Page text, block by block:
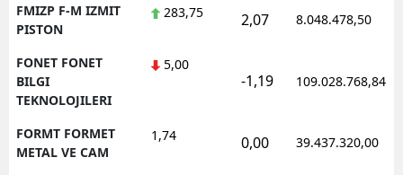
FMIZP F-M IZMIT
PISTON
283,75 2,07 8.048.478,50
FONET FONET
BILGI
TEKNOLOJILERI
5,00
-1,19 109.028.768,84
FORMT FORMET
METAL VE CAM
1,74 0,00 39.437.320,00